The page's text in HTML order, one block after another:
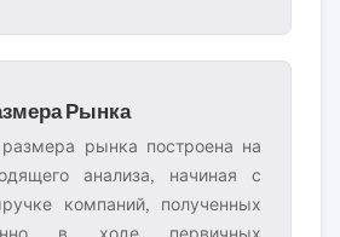
Рынка
рынка построена на
анализа, начиная с
компаний, полученных